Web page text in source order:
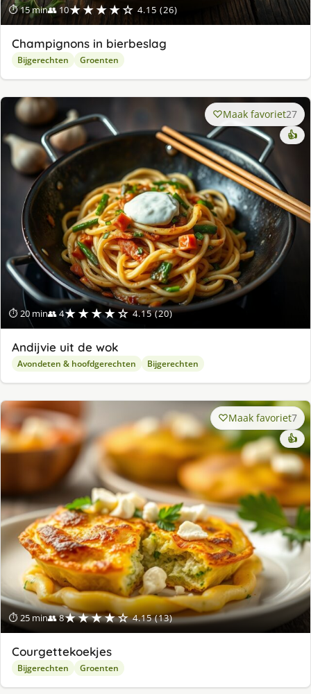
⏱ 15 min👥 10★★★★☆ 4.15 (26)
Champignons in bierbeslag
Bijgerechten Groenten
⏱ 20 min👥 4★★★★☆ 4.15 (20)
Maak favoriet27
👍
Andijvie uit de wok
Avondeten & hoofdgerechten Bijgerechten
⏱ 25 min👥 8★★★★☆ 4.15 (13)
Maak favoriet7
👍
Courgettekoekjes
Bijgerechten Groenten